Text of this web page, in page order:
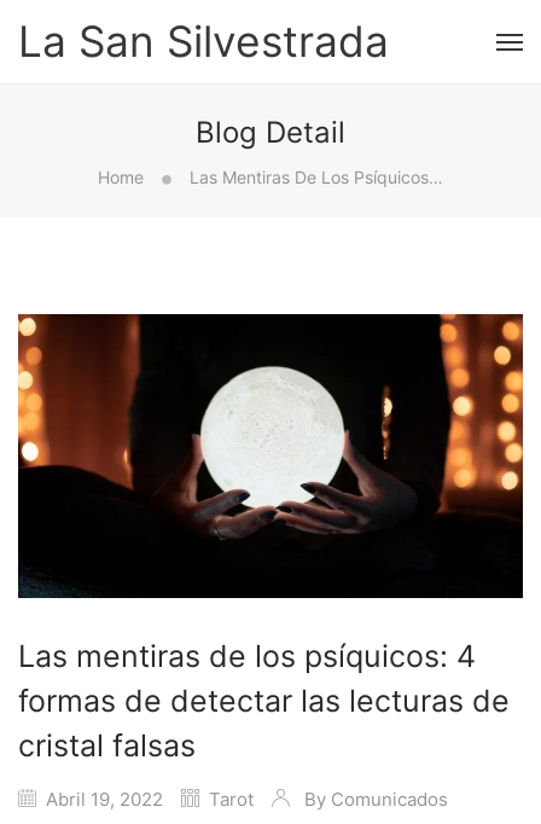
La San Silvestrada
Blog Detail
Home Las Mentiras De Los Psíquicos: 4 Formas De Detectar Las Lecturas De Cristal Falsas
Las mentiras de los psíquicos: 4
formas de detectar las lecturas de
cristal falsas
Abril 19, 2022 Tarot By Comunicados